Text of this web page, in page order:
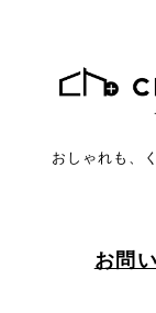
おしゃれも、
お問